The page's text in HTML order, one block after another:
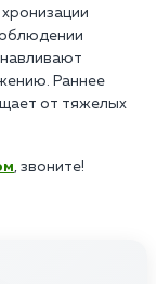
Раннее
от тяжелых
, звоните!